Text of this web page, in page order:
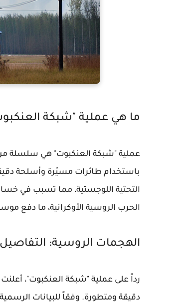
ما هي عملية "شبكة
عملية "شبكة العنكبوت" هي سلسلة من
باستخدام طائرات مسيّرة وأسلحة
التحتية اللوجستية، مما تسبب في
الحرب الروسية الأوكرانية، ما دفع
الهجمات الروسية:
رداً على عملية "شبكة العنكبوت"،
دقيقة ومتطورة. وفقاً للبيانات